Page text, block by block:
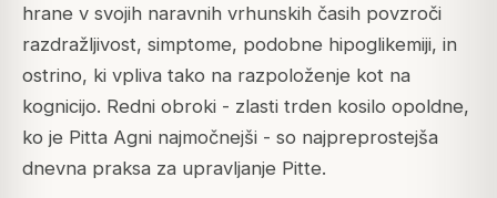
hrane v svojih naravnih vrhunskih časih povzroči
razdražljivost, simptome, podobne hipoglikemiji, in
ostrino, ki vpliva tako na razpoloženje kot na
kognicijo. Redni obroki - zlasti trden kosilo opoldne,
ko je Pitta Agni najmočnejši - so najpreprostejša
dnevna praksa za upravljanje Pitte.